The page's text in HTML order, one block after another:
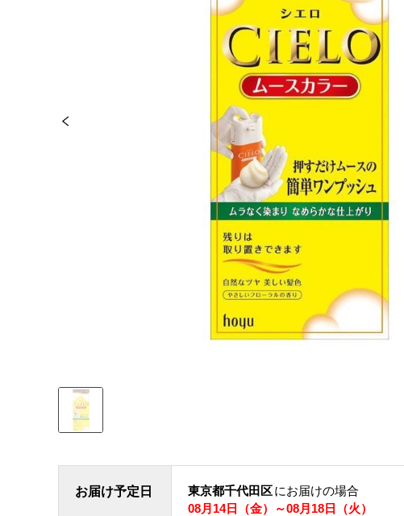
お届け予定日 東京都千代田区にお届けの場合
08月14日（金）～08月18日（火）